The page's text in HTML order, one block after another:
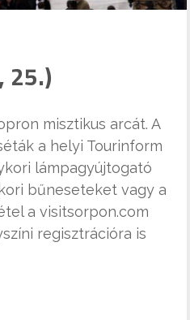
25.)
misztikus arcát. A
a helyi Tourinform
lámpagyújtogató
bűneseteket vagy a
a visitsorpon.com
regisztrációra is